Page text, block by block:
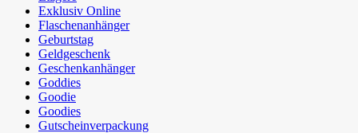
Exklusiv Online
Flaschenanhänger
Geburtstag
Geldgeschenk
Geschenkanhänger
Goddies
Goodie
Goodies
Gutscheinverpackung